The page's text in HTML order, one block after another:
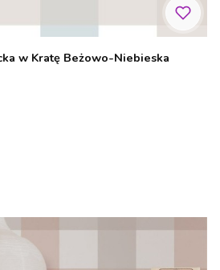
w Kratę Beżowo-Niebieska